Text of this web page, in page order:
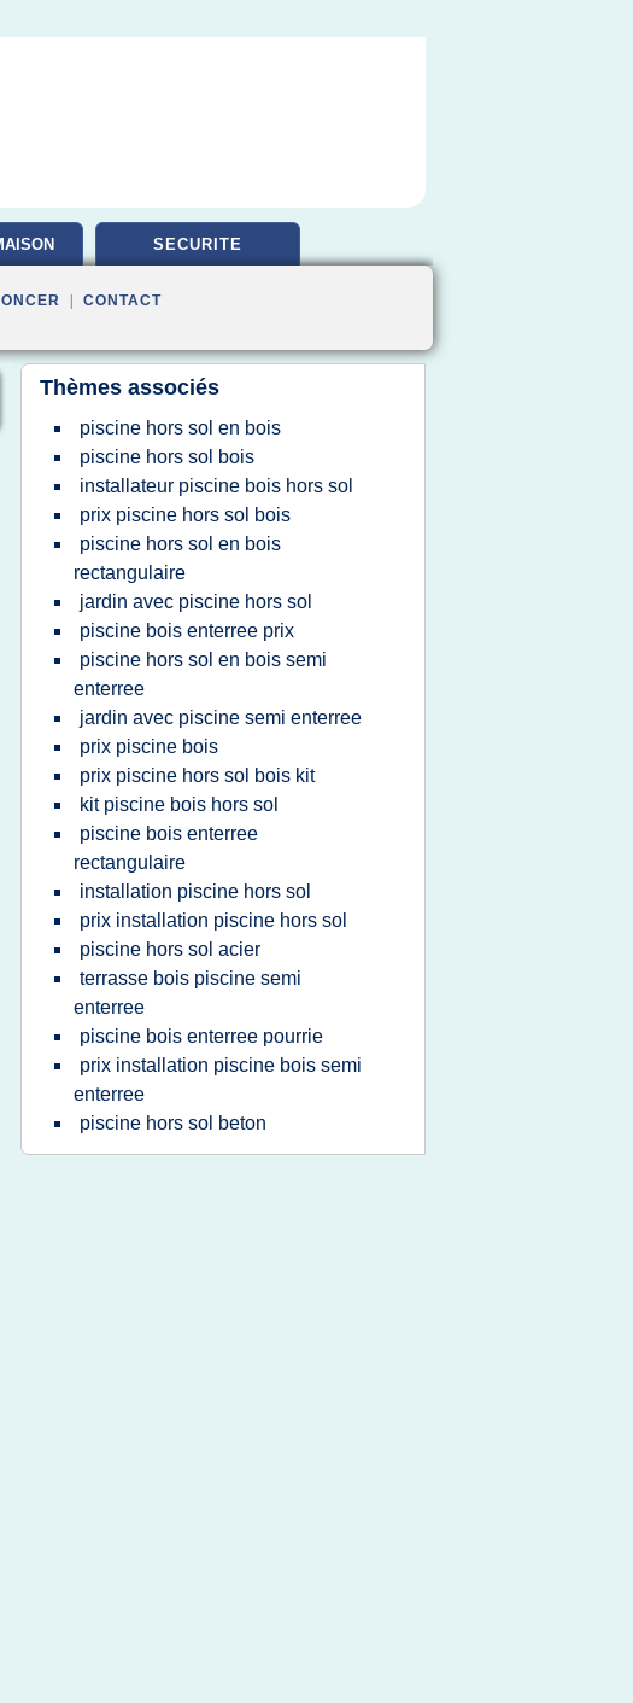
SECURITE
CONTACT
Thèmes associés
piscine hors sol en bois
piscine hors sol bois
installateur piscine bois hors sol
prix piscine hors sol bois
piscine hors sol en bois
rectangulaire
jardin avec piscine hors sol
piscine bois enterree prix
piscine hors sol en bois semi
enterree
jardin avec piscine semi enterree
prix piscine bois
prix piscine hors sol bois kit
kit piscine bois hors sol
piscine bois enterree
rectangulaire
installation piscine hors sol
prix installation piscine hors sol
piscine hors sol acier
terrasse bois piscine semi
enterree
piscine bois enterree pourrie
prix installation piscine bois semi
enterree
piscine hors sol beton